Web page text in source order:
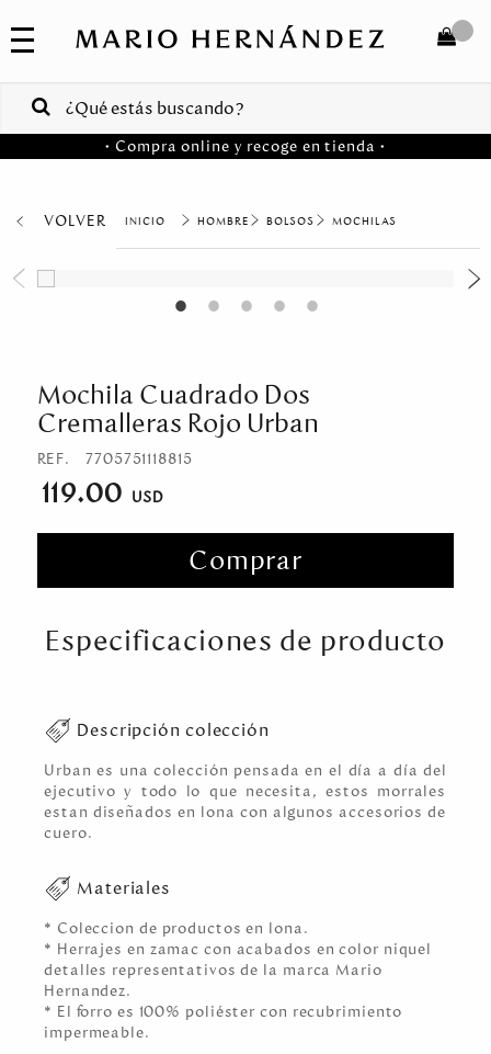
COLECCIONES
VENTAS
CORPORATIVAS
Venezuela
COMPRAR
• Compra online y recoge en tienda •
VOLVER HOMBRE BOLSOS MOCHILAS
Mochila Cuadrado Dos
Cremalleras Rojo Urban
REF. 7705751118815
119.00
Comprar
Especificaciones de producto
Descripción colección
Urban es una colección pensada en el día a día del
ejecutivo y todo lo que necesita, estos morrales
estan diseñados en lona con algunos accesorios de
cuero.
Materiales
* Coleccion de productos en lona.
* Herrajes en zamac con acabados en color niquel
detalles representativos de la marca Mario
Hernandez.
* El forro es 100% poliéster con recubrimiento
impermeable.